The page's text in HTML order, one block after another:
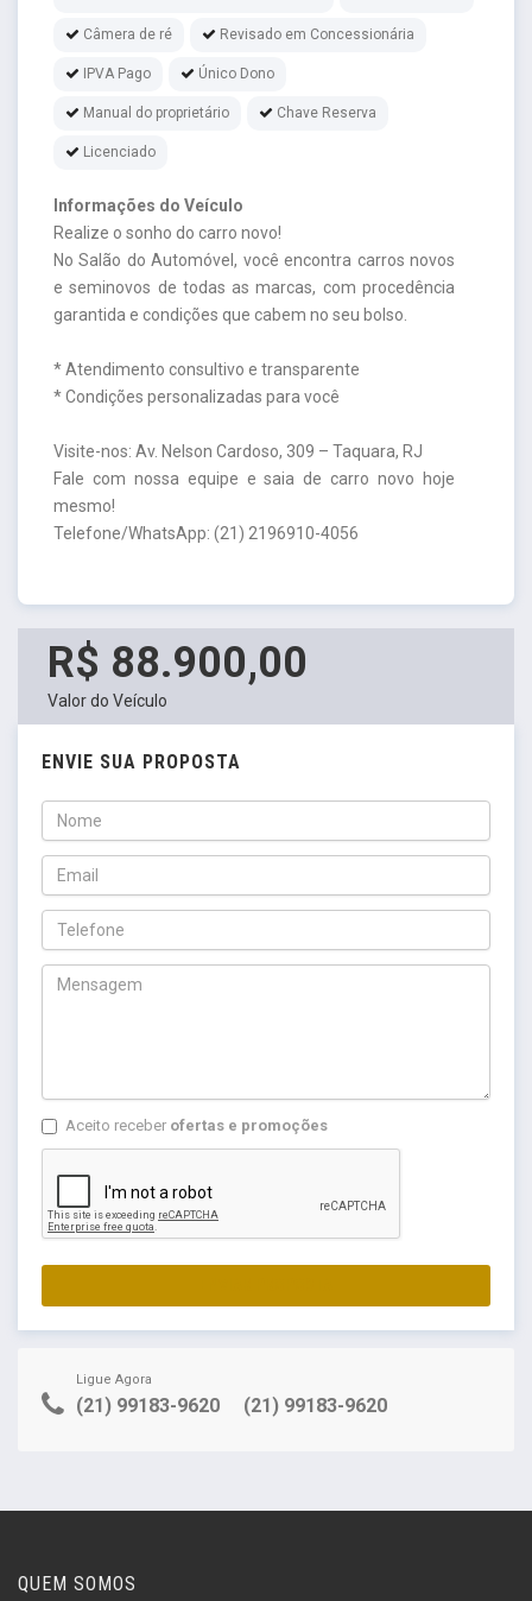
Câmera de ré Revisado em Concessionária
IPVA Pago Único Dono
Manual do proprietário Chave Reserva
Licenciado
Informações do Veículo
Realize o sonho do carro novo!
No Salão do Automóvel, você encontra carros novos
e seminovos de todas as marcas, com procedência
garantida e condições que cabem no seu bolso.
* Atendimento consultivo e transparente
* Condições personalizadas para você
Visite-nos: Av. Nelson Cardoso, 309 – Taquara, RJ
Fale com nossa equipe e saia de carro novo hoje
mesmo!
Telefone/WhatsApp: (21) 2196910-4056
R$ 88.900,00
Valor do Veículo
ENVIE SUA PROPOSTA
Aceito receber ofertas e promoções
Ligue Agora
(21) 99183-9620 (21) 99183-9620
QUEM SOMOS